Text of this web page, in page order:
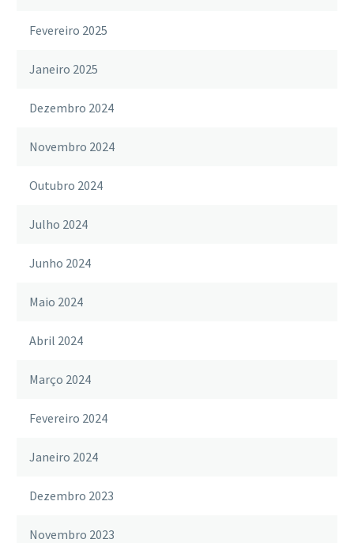
Fevereiro 2025
Janeiro 2025
Dezembro 2024
Novembro 2024
Outubro 2024
Julho 2024
Junho 2024
Maio 2024
Abril 2024
Março 2024
Fevereiro 2024
Janeiro 2024
Dezembro 2023
Novembro 2023